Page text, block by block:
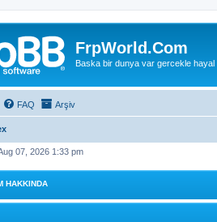
FrpWorld.Com
Baska bir dunya var gercekle hayal
FAQ Arşiv
07, 2026 1:33 pm
HAKKINDA